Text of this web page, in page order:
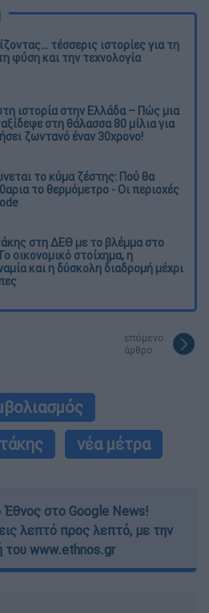
τέσσερις ιστορίες για τη
φύση και την τεχνολογία
ιστορία στην Ελλάδα – Πώς μια
στη θάλασσα 80 μίλια για
ζωντανό έναν 30χρονο!
το κύμα ζέστης: Πού θα
το θερμόμετρο - Οι περιοχές
στη ΔΕΘ με το βλέμμα στο
οικονομικό στοίχημα, η
και η δύσκολη διαδρομή μέχρι
επόμενο
άρθρο
νέα μέτρα
στο Google News!
λεπτό προς λεπτό, με την
του www.ethnos.gr